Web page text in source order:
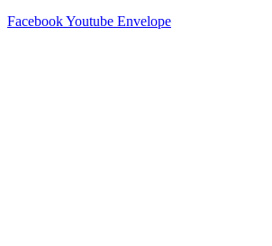
FacebookYoutube Envelope